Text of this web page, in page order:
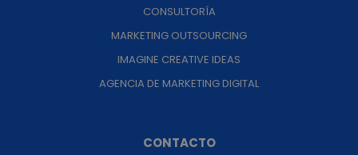
CONSULTORÍA
MARKETING OUTSOURCING
IMAGINE CREATIVE IDEAS
AGENCIA DE MARKETING DIGITAL
CONTACTO